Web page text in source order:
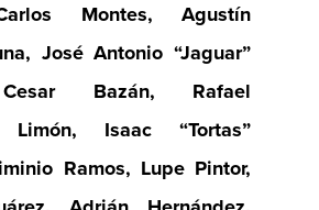
Montes, Agustín
José Antonio “Jaguar”
Bazán, Rafael
Limón, Isaac “Tortas”
Ramos, Lupe Pintor,